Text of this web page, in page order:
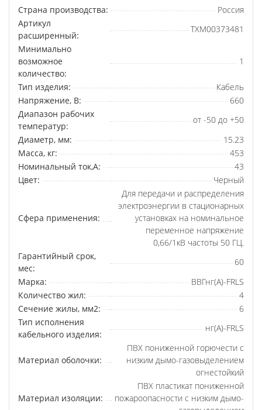
Страна производства:
Россия
Артикул
расширенный:
ТХМ00373481
Минимально
возможное
количество:
1
Тип изделия:
Кабель
Напряжение, В:
660
Диапазон рабочих
температур:
от -50 до +50
Диаметр, мм:
15.23
Масса, кг:
453
Номинальный ток,А:
43
Цвет:
Черный
Сфера применения:
Для передачи и распределения
электроэнергии в стационарных
установках на номинальное
переменное напряжение
0,66/1кВ частоты 50 ГЦ.
Гарантийный срок,
мес:
60
Марка:
ВВГнг(A)-FRLS
Количество жил:
4
Сечение жилы, мм2:
6
Тип исполнения
кабельного изделия:
нг(A)-FRLS
Материал оболочки:
ПВХ пониженной горючести с
низким дымо-газовыделением
огнестойкий
Материал изоляции:
ПВХ пластикат пониженной
пожароопасности с низким дымо-